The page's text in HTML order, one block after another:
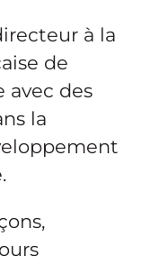
à la
de
avec des
la